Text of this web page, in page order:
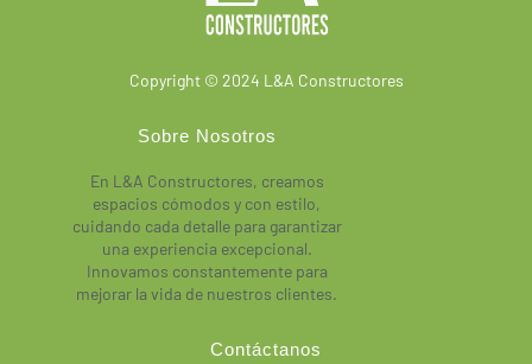
Copyright © 2024 L&A Constructores
Sobre Nosotros
En L&A Constructores, creamos
espacios cómodos y con estilo,
cuidando cada detalle para garantizar
una experiencia excepcional.
Innovamos constantemente para
mejorar la vida de nuestros clientes.
Contáctanos